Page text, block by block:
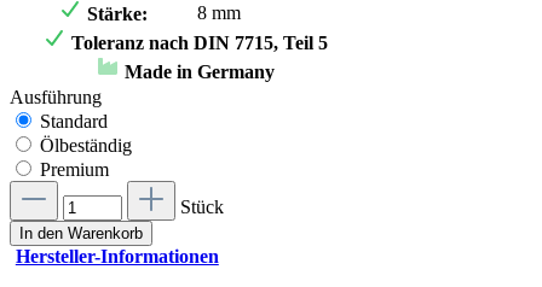
Stärke:
8 mm
Toleranz nach DIN 7715, Teil 5
Made in Germany
Ausführung
Standard
Ölbeständig
Premium
Stück
In den Warenkorb
Hersteller-Informationen